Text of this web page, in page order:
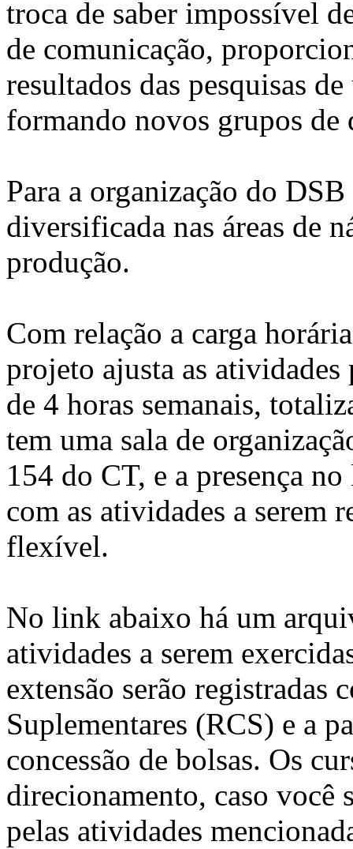
troca de saber impossível
de comunicação,
resultados das pesquisas
formando novos grupos
Para a organização do
diversificada nas áreas de
produção.
Com relação a carga
projeto ajusta as atividades
de 4 horas semanais,
tem uma sala de
154 do CT, e a presença
com as atividades a serem
flexível.
No link abaixo há um
atividades a serem
extensão serão registradas
Suplementares (RCS) e a
concessão de bolsas. Os
direcionamento, caso você
pelas atividades